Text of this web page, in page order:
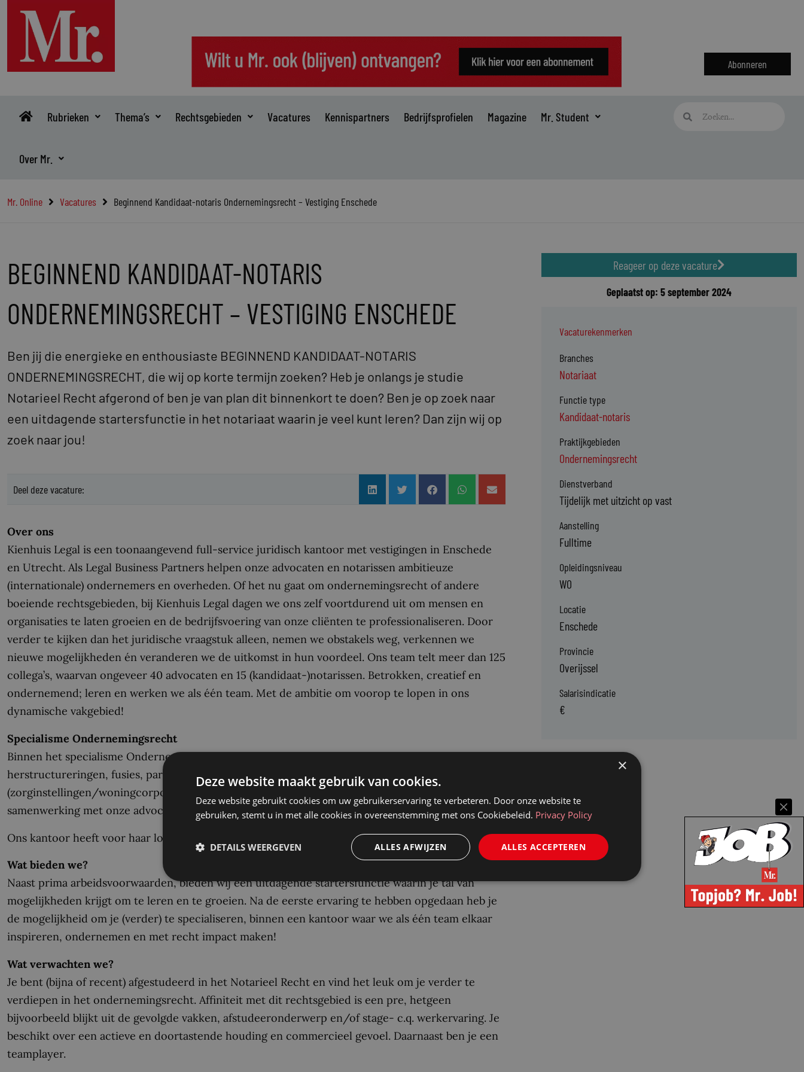
inhoud
Abonneren
Rubrieken Thema’s Rechtsgebieden Vacatures Kennispartners Bedrijfsprofielen Magazine Mr. Student
Over Mr.
Zoeken
Mr. Online Vacatures Beginnend Kandidaat-notaris Ondernemingsrecht – Vestiging Enschede
BEGINNEND KANDIDAAT-NOTARIS
ONDERNEMINGSRECHT – VESTIGING ENSCHEDE
Ben jij die energieke en enthousiaste BEGINNEND KANDIDAAT-NOTARIS
ONDERNEMINGSRECHT, die wij op korte termijn zoeken? Heb je onlangs je studie
Notarieel Recht afgerond of ben je van plan dit binnenkort te doen? Ben je op zoek naar
een uitdagende startersfunctie in het notariaat waarin je veel kunt leren? Dan zijn wij op
zoek naar jou!
Deel deze vacature:
Over ons
Kienhuis Legal is een toonaangevend full-service juridisch kantoor met vestigingen in Enschede
en Utrecht. Als Legal Business Partners helpen onze advocaten en notarissen ambitieuze
(internationale) ondernemers en overheden. Of het nu gaat om ondernemingsrecht of andere
boeiende rechtsgebieden, bij Kienhuis Legal dagen we ons zelf voortdurend uit om mensen en
organisaties te laten groeien en de bedrijfsvoering van onze cliënten te professionaliseren. Door
verder te kijken dan het juridische vraagstuk alleen, nemen we obstakels weg, verkennen we
nieuwe mogelijkheden én veranderen we de uitkomst in hun voordeel. Ons team telt meer dan 125
collega’s, waarvan ongeveer 40 advocaten en 15 (kandidaat-)notarissen. Betrokken, creatief en
ondernemend; leren en werken we als één team. Met de ambitie om voorop te lopen in ons
dynamische vakgebied!
Specialisme Ondernemingsrecht
Binnen het specialisme Ondernemingsrecht houden we ons bezig met overnames,
herstructureringen, fusies, participaties bij grotere MKB ondernemingen, alsmede bij instellingen
(zorginstellingen/woningcorporaties/onderwijs). Wij werken landelijk en internationaal, vaak in
samenwerking met onze advocatuur.
Ons kantoor heeft voor haar locatie in Enschede plek in haar team!
Wat bieden we?
Naast prima arbeidsvoorwaarden, bieden wij een uitdagende startersfunctie waarin je tal van
mogelijkheden krijgt om te leren en te groeien. Na de eerste ervaring te hebben opgedaan heb je
de mogelijkheid om je (verder) te specialiseren, binnen een kantoor waar we als één team elkaar
inspireren, ondernemen en met recht impact maken!
Wat verwachten we?
Je bent (bijna of recent) afgestudeerd in het Notarieel Recht en vind het leuk om je verder te
verdiepen in het ondernemingsrecht. Affiniteit met dit rechtsgebied is een pre, hetgeen
bijvoorbeeld blijkt uit de gevolgde vakken, afstudeeronderwerp en/of stage- c.q. werkervaring. Je
beschikt over een actieve en doortastende houding en commercieel gevoel. Daarnaast ben je een
teamplayer.
Reageer op deze vacature
Geplaatst op: 5 september 2024
Vacaturekenmerken
Branches
Notariaat
Functie type
Kandidaat-notaris
Praktijkgebieden
Ondernemingsrecht
Dienstverband
Tijdelijk met uitzicht op vast
Aanstelling
Fulltime
Opleidingsniveau
WO
Locatie
Enschede
Provincie
Overijssel
Salarisindicatie
€
×
Deze website maakt gebruik van cookies.
Deze website gebruikt cookies om uw gebruikerservaring te verbeteren. Door onze website te
gebruiken, stemt u in met alle cookies in overeenstemming met ons Cookiebeleid. Privacy Policy
ALLES ACCEPTEREN
ALLES AFWIJZEN
DETAILS WEERGEVEN